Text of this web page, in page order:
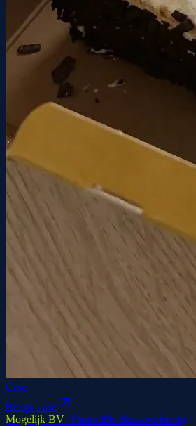
Case
Bekijk case
Mogelijk BV· Financiële dienstverlening